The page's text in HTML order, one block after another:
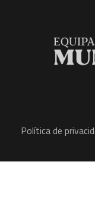
Política de